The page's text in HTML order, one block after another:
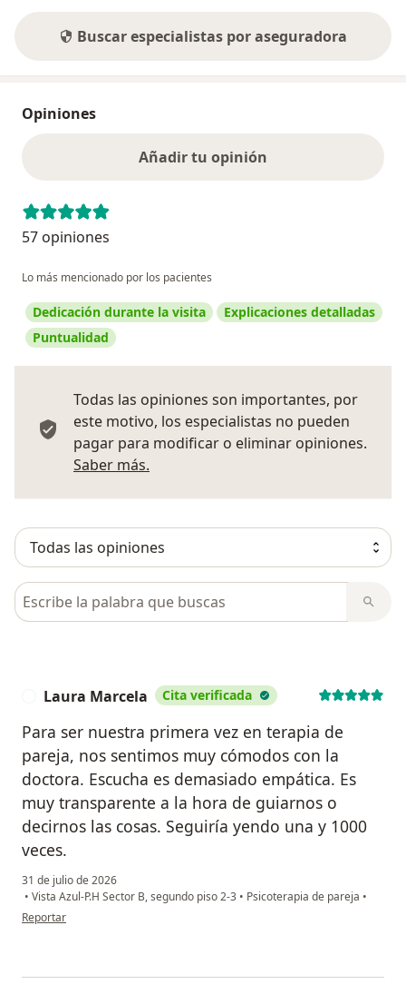
Buscar especialistas por aseguradora
Opiniones
Añadir tu opinión
57 opiniones
Lo más mencionado por los pacientes
Dedicación durante la visita
Explicaciones detalladas
Puntualidad
Todas las opiniones son importantes, por
este motivo, los especialistas no pueden
pagar para modificar o eliminar opiniones.
Saber más.
Busca en opiniones
Laura Marcela Cita verificada
Para ser nuestra primera vez en terapia de
pareja, nos sentimos muy cómodos con la
doctora. Escucha es demasiado empática. Es
muy transparente a la hora de guiarnos o
decirnos las cosas. Seguiría yendo una y 1000
veces.
31 de julio de 2026
• Vista Azul-P.H Sector B, segundo piso 2-3 • Psicoterapia de pareja •
en opinión del usuario Laura Marcela
Reportar